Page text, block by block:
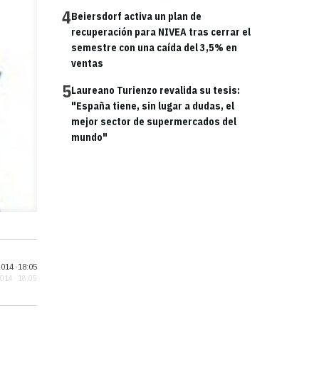
4Beiersdorf activa un plan de
recuperación para NIVEA tras cerrar el
semestre con una caída del 3,5% en
ventas
5Laureano Turienzo revalida su tesis:
"España tiene, sin lugar a dudas, el
mejor sector de supermercados del
mundo"
·18:05
· 18:05